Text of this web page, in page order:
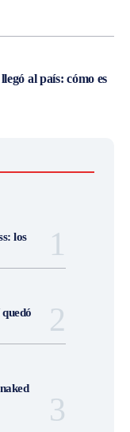
al país: cómo es
los